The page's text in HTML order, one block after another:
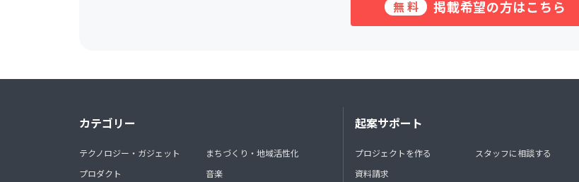
無料 掲載希望の方はこちら
カテゴリー
テクノロジー・ガジェット
プロダクト
まちづくり・地域活性化
音楽
起案サポート
プロジェクトを作る
資料請求
スタッフに相談する